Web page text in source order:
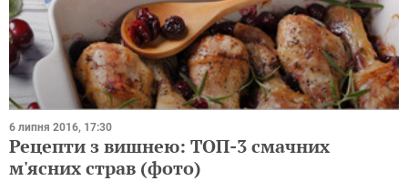
6 липня 2016, 17:30
Рецепти з вишнею: ТОП-3 смачних
м'ясних страв (фото)